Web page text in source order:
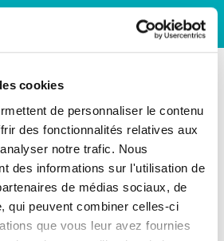
cookies
de personnaliser le contenu
des fonctionnalités relatives aux
notre trafic. Nous
des informations sur l'utilisation de
de médias sociaux, de
qui peuvent combiner celles-ci
que vous leur avez fournies